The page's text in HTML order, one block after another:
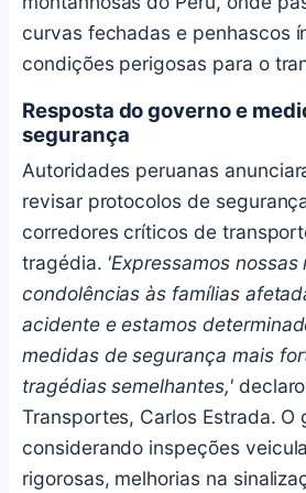
curvas fechadas e penhascos
condições perigosas para o
Resposta do governo e
segurança
Autoridades peruanas
revisar protocolos de
corredores críticos de
tragédia. 'Expressamos
condolências às famílias
acidente e estamos
medidas de segurança mais
tragédias semelhantes,'
Transportes, Carlos Estrada. O
considerando inspeções
rigorosas, melhorias na